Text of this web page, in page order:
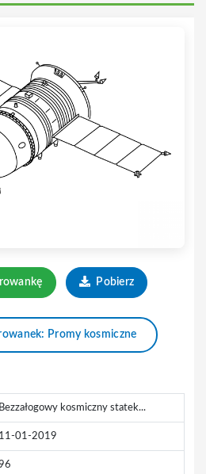
Pobierz
Promy kosmiczne
Bezzałogowy kosmiczny statek...
11-01-2019